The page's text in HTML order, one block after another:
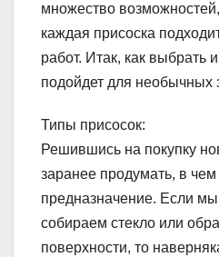
множество возможностей,
каждая присоска
работ. Итак, как выбрать
подойдет для необычных
Типы присосок:
Решившись на покупку
заранее продумать, в чем
предназначение. Если
собираем стекло или
поверхности, то